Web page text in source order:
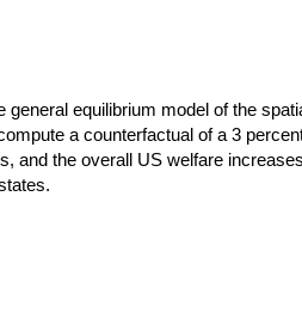
equilibrium model of the
a counterfactual of a 3
and the overall US welfare